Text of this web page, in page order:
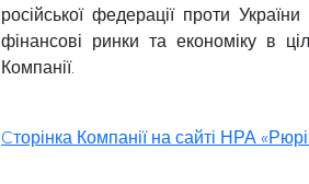
російської федерації проти
фінансові ринки та економіку в
Компанії.
Cторінка Компанії на сайті НРА